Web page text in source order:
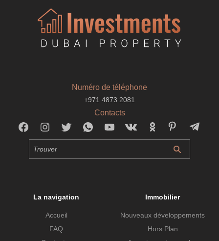
Numéro de téléphone
+971 4873 2081
Contacts
La navigation
Accueil
FAQ
Immobilier
Nouveaux développements
Hors Plan